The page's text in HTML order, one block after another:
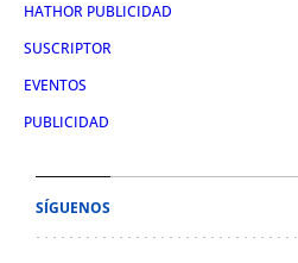
HATHOR PUBLICIDAD
SUSCRIPTOR
EVENTOS
PUBLICIDAD
SÍGUENOS